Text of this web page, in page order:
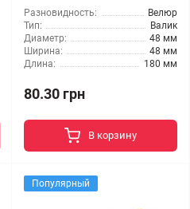
Разновидность:
Велюр
Тип:
Валик
Диаметр:
48 мм
Ширина:
48 мм
Длина:
180 мм
80.30 грн
В корзину
Популярный